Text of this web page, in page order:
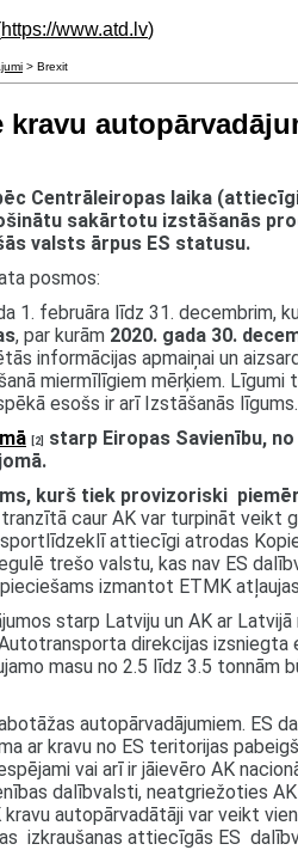
https://www.atd.lv)
> Brexit
Centrāleiropas laika
sakārtotu izstāšanās
valsts ārpus ES statusu.
posmos:
1. februāra līdz 31. decembrim,
, par kurām 2020. gada 30.
informācijas apmaiņai un
miermīlīgiem mērķiem. Līgumi
esošs ir arī Izstāšanās līgums.
[2]
starp Eiropas Savienību,
kurš tiek provizoriski
caur AK var turpināt
attiecīgi atrodas
trešo valstu, kas nav ES
izmantot ETMK
starp Latviju un AK ar
direkcijas
masu no 2.5 līdz 3.5 tonnām
autopārvadājumiem.
ar kravu no ES teritorijas
vai arī ir jāievēro AK
dalībvalsti, neatgriežoties
autopārvadātāji var veikt
izkraušanas attiecīgās ES